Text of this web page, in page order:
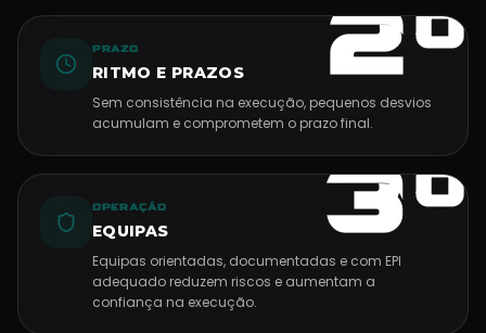
2º
PRAZO
RITMO E PRAZOS
Sem consistência na execução, pequenos desvios
acumulam e comprometem o prazo final.
3º
OPERAÇÃO
EQUIPAS
Equipas orientadas, documentadas e com EPI
adequado reduzem riscos e aumentam a
confiança na execução.